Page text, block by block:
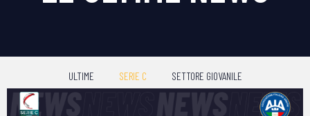
ULTIME SERIE C SETTORE GIOVANILE